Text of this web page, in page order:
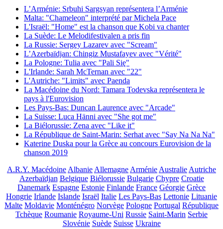
L’Arménie: Srbuhi Sargsyan représentera l’Arménie
Malta: "Chameleon" interprété par Michela Pace
L'Israël: "Home" est la chanson que Kobi va chanter
La Suède: Le Melodifestivalen a pris fin
La Russie: Sergey Lazarev avec "Scream"
L’Azerbaïdjan: Chingiz Mustafayev avec "Vérité"
La Pologne: Tulia avec "Pali Się"
L'Irlande: Sarah McTernan avec "22"
L'Autriche: "Limits" avec Paenda
La Macédoine du Nord: Tamara Todevska représentera le
pays à l'Eurovision
Les Pays-Bas: Duncan Laurence avec "Arcade"
La Suisse: Luca Hänni avec "She got me"
La Biélorussie: Zena avec "Like it"
La République de Saint-Marin: Serhat avec "Say Na Na Na"
Katerine Duska pour la Grèce au concours Eurovision de la
chanson 2019
A.R.Y. Macédoine Albanie Allemagne Arménie Australie Autriche
Azerbaïdjan Belgique Biélorussie Bulgarie Chypre Croatie
Danemark Espagne Estonie Finlande France Géorgie Grèce
Hongrie Irlande Islande Israël Italie Les Pays-Bas Lettonie Lituanie
Malte Moldavie Monténégro Norvège Pologne Portugal République
Tchèque Roumanie Royaume-Uni Russie Saint-Marin Serbie
Slovénie Suède Suisse Ukraine